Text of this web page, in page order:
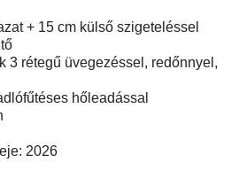
+ 15 cm külső szigeteléssel
3 rétegű üvegezéssel, redőnnyel,
hőleadással
2026